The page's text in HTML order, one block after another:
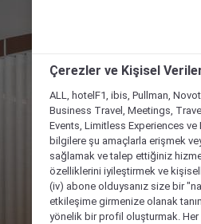
Çerezler ve Kişisel
ALL, hotelF1, ibis, Pullman,
Business Travel, Meetings,
Events, Limitless Experiences
bilgilere şu amaçlarla erişmek
sağlamak ve talep ettiğiniz
özelliklerini iyileştirmek ve
(iv) abone olduysanız size bir
etkileşime girmenize olanak
yönelik bir profil oluşturmak.